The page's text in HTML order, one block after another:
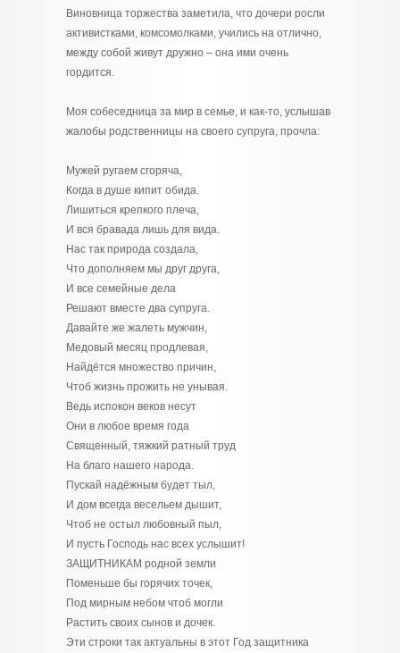
Виновница торжества заметила, что дочери росли
активистками, комсомолками, учились на отлично,
между собой живут дружно – она ими очень
гордится.
Моя собеседница за мир в семье, и как-то, услышав
жалобы родственницы на своего супруга, прочла:
Мужей ругаем сгоряча,
Когда в душе кипит обида.
Лишиться крепкого плеча,
И вся бравада лишь для вида.
Нас так природа создала,
Что дополняем мы друг друга,
И все семейные дела
Решают вместе два супруга.
Давайте же жалеть мужчин,
Медовый месяц продлевая,
Найдётся множество причин,
Чтоб жизнь прожить не унывая.
Ведь испокон веков несут
Они в любое время года
Священный, тяжкий ратный труд
На благо нашего народа.
Пускай надёжным будет тыл,
И дом всегда весельем дышит,
Чтоб не остыл любовный пыл,
И пусть Господь нас всех услышит!
ЗАЩИТНИКАМ родной земли
Поменьше бы горячих точек,
Под мирным небом чтоб могли
Растить своих сынов и дочек.
Эти строки так актуальны в этот Год защитника